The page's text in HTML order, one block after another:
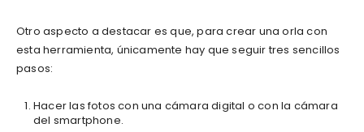
Otro aspecto a destacar es que, para crear una orla con
esta herramienta, únicamente hay que seguir tres sencillos
pasos:
Hacer las fotos con una cámara digital o con la cámara
del smartphone.